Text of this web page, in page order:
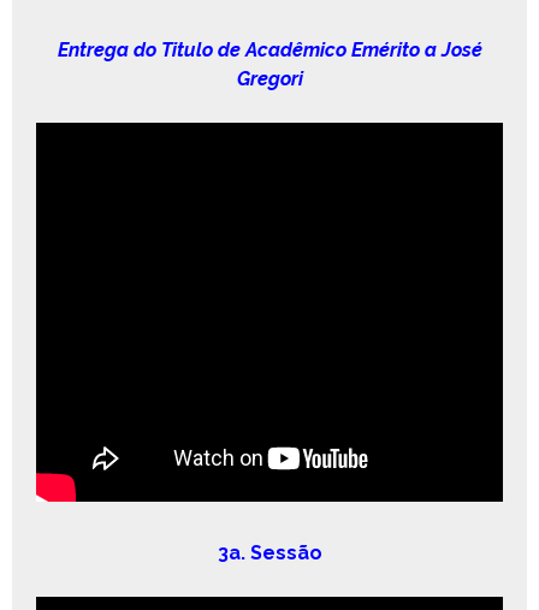
Entre­ga do Tit­u­lo de Acadêmi­co Eméri­to a José
Gregori
3a. Sessão